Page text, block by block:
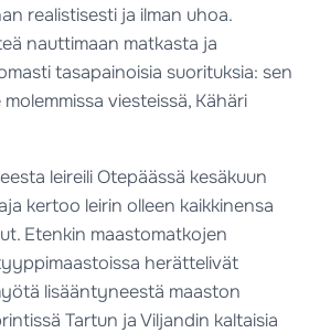
realistisesti ja ilman uhoa.
nauttimaan matkasta ja
tasapainoisia suorituksia: sen
viesteissä, Kähäri
leireili Otepäässä kesäkuun
kertoo leirin olleen kaikkinensa
Etenkin maastomatkojen
herättelivät
lisääntyneestä maaston
Tartun ja Viljandin kaltaisia